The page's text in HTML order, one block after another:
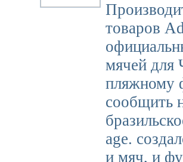
товаров
мячей для
пляжному
сообщить
age.
и мяч, и